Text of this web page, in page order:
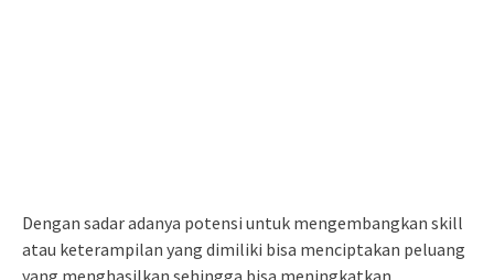
Dengan sadar adanya potensi untuk mengembangkan skill
atau keterampilan yang dimiliki bisa menciptakan peluang
yang menghasilkan sehingga bisa meningkatkan